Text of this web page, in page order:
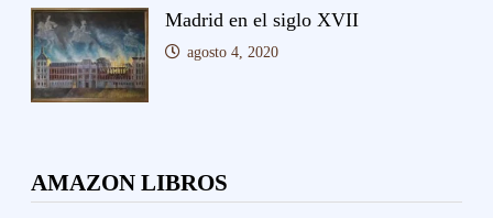
Madrid en el siglo XVII
agosto 4, 2020
AMAZON LIBROS